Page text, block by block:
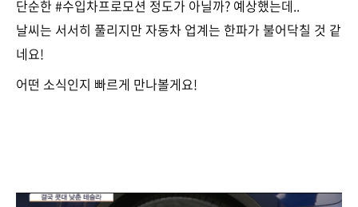
단순한 #수입차프로모션 정도가 아닐까? 예상했는데..
날씨는 서서히 풀리지만 자동차 업계는 한파가 불어닥칠 것 같
네요!
어떤 소식인지 빠르게 만나볼게요!